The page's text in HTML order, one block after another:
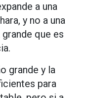
a una
y no a una
que es
grande y la
para